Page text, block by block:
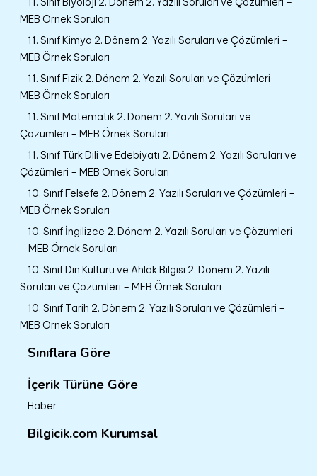
MEB Örnek Soruları
11. Sınıf Kimya 2. Dönem 2. Yazılı Soruları ve Çözümleri –
MEB Örnek Soruları
11. Sınıf Fizik 2. Dönem 2. Yazılı Soruları ve Çözümleri –
MEB Örnek Soruları
11. Sınıf Matematik 2. Dönem 2. Yazılı Soruları ve
Çözümleri – MEB Örnek Soruları
11. Sınıf Türk Dili ve Edebiyatı 2. Dönem 2. Yazılı Soruları ve
Çözümleri – MEB Örnek Soruları
10. Sınıf Felsefe 2. Dönem 2. Yazılı Soruları ve Çözümleri –
MEB Örnek Soruları
10. Sınıf İngilizce 2. Dönem 2. Yazılı Soruları ve Çözümleri
– MEB Örnek Soruları
10. Sınıf Din Kültürü ve Ahlak Bilgisi 2. Dönem 2. Yazılı
Soruları ve Çözümleri – MEB Örnek Soruları
10. Sınıf Tarih 2. Dönem 2. Yazılı Soruları ve Çözümleri –
MEB Örnek Soruları
Sınıflara Göre
İçerik Türüne Göre
Haber
Bilgicik.com Kurumsal